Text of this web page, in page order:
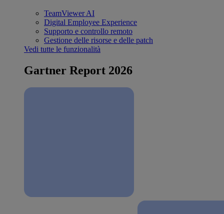
TeamViewer AI
Digital Employee Experience
Supporto e controllo remoto
Gestione delle risorse e delle patch
Vedi tutte le funzionalità
Gartner Report 2026